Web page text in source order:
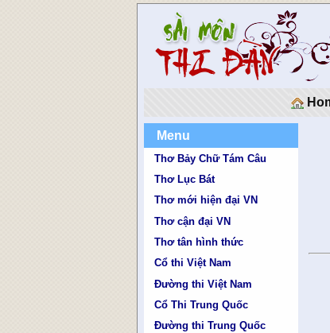
Menu
Thơ Bảy Chữ Tám Câu
Thơ Lục Bát
Thơ mới hiện đại VN
Thơ cận đại VN
Thơ tân hình thức
Cổ thi Việt Nam
Đường thi Việt Nam
Cổ Thi Trung Quốc
Đường thi Trung Quốc